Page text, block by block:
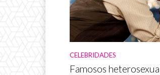
CELEBRIDADES
Famosos